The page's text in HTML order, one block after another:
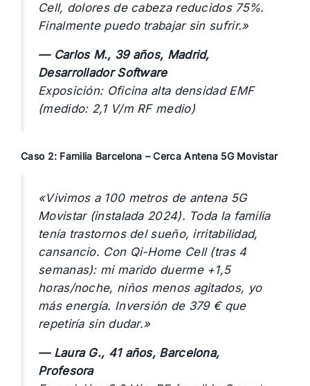
Cell, dolores de cabeza reducidos 75%.
Finalmente puedo trabajar sin sufrir.»
— Carlos M., 39 años, Madrid,
Desarrollador Software
Exposición: Oficina alta densidad EMF
(medido: 2,1 V/m RF medio)
Caso 2: Familia Barcelona – Cerca Antena 5G Movistar
«Vivimos a 100 metros de antena 5G
Movistar (instalada 2024). Toda la familia
tenía trastornos del sueño, irritabilidad,
cansancio. Con Qi-Home Cell (tras 4
semanas): mi marido duerme +1,5
horas/noche, niños menos agitados, yo
más energía. Inversión de 379 € que
repetiría sin dudar.»
— Laura G., 41 años, Barcelona,
Profesora